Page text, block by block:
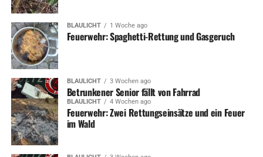
BLAULICHT 1 Woche ago
Feuerwehr: Spaghetti-Rettung und Gasgeruch
BLAULICHT 3 Wochen ago
Betrunkener Senior fällt von Fahrrad
BLAULICHT 4 Wochen ago
Feuerwehr: Zwei Rettungseinsätze und ein Feuer
im Wald